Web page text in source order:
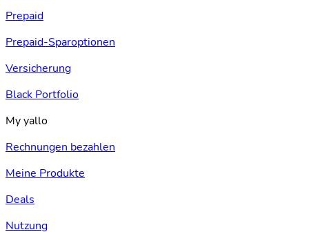
Prepaid
Prepaid-Sparoptionen
Versicherung
Black Portfolio
My yallo
Rechnungen bezahlen
Meine Produkte
Deals
Nutzung